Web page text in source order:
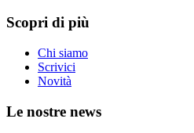
Scopri di più
Chi siamo
Scrivici
Novità
Le nostre news